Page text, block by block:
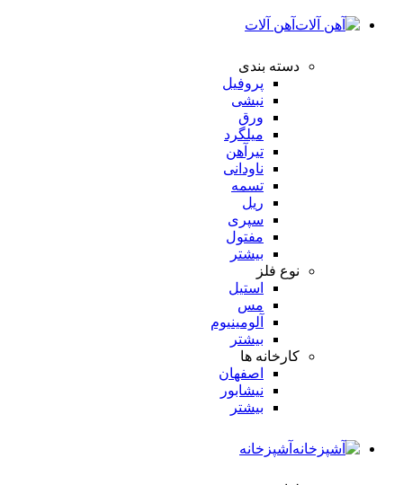
آهن آلات
دسته بندی
پروفیل
نبشی
ورق
میلگرد
تیرآهن
ناودانی
تسمه
ریل
سپری
مفتول
بیشتر
نوع فلز
استیل
مس
آلومینیوم
بیشتر
کارخانه ها
اصفهان
نیشابور
بیشتر
آشپزخانه